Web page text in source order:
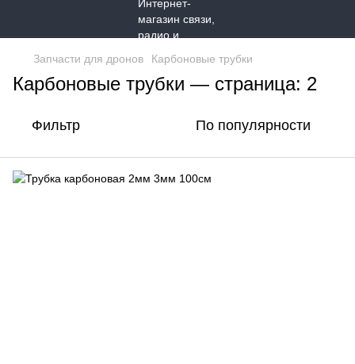
Запчасти для дронов Карбоновые трубки
Карбоновые трубки — страница: 2
Фильтр По популярности